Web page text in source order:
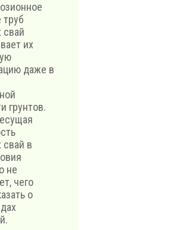
труб
свай
их
даже в
грунтов.
свай в
не
чего
о